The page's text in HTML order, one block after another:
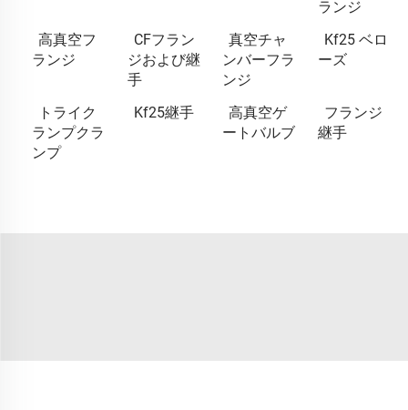
ランジ
高真空フ
ランジ
CFフラン
ジおよび継
手
真空チャ
ンバーフラ
ンジ
Kf25 ベロ
ーズ
トライク
ランプクラ
ンプ
Kf25継手
高真空ゲ
ートバルブ
フランジ
継手